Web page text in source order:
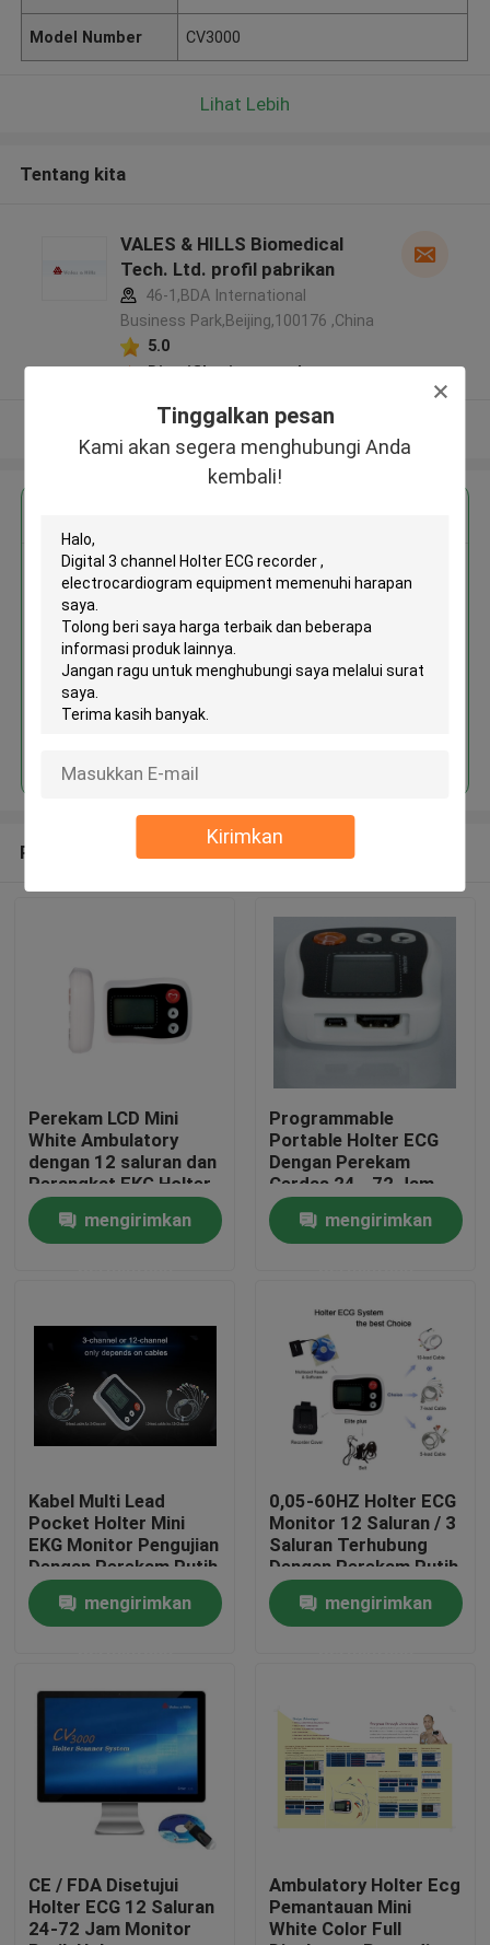
Tinggalkan pesan
Kami akan segera menghubungi Anda
kembali!
Kirimkan
Produk
Tentang kami
Tur Pabrik
Kontrol kualitas
Permintaan Penawaran
Company News
Mesin EKG Genggam
Model Number CV3000
Lihat Lebih
Tentang kita
VALES & HILLS Biomedical
Tech. Ltd. profil pabrikan
46-1,BDA International
Business Park,Beijing,100176 ,China
5.0
Diverifikasi pemasok
Lihat Lebih
MOQ： 1box/boxes
Rekomendasi Produk
Perekam LCD Mini
White Ambulatory
dengan 12 saluran dan
Perangkat EKG Holter
3 Saluran
mengirimkan
Programmable
Portable Holter ECG
Dengan Perekam
Cerdas 24 - 72 Jam
Perekaman
mengirimkan
Kabel Multi Lead
Pocket Holter Mini
EKG Monitor Pengujian
Dengan Perekam Putih
mengirimkan
0,05-60HZ Holter ECG
Monitor 12 Saluran / 3
Saluran Terhubung
Dengan Perekam Putih
mengirimkan
CE / FDA Disetujui
Holter ECG 12 Saluran
24-72 Jam Monitor
Ambulatory Holter Ecg
Pemantauan Mini
White Color Full